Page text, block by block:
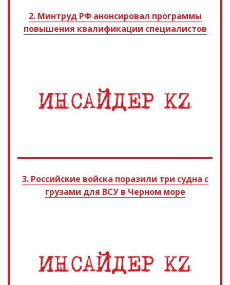
2. Минтруд РФ анонсировал программы
повышения квалификации специалистов
3. Российские войска поразили три судна с
грузами для ВСУ в Черном море